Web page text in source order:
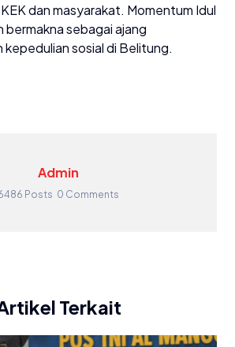
dan masyarakat. Momentum Idul
bermakna sebagai ajang
kepedulian sosial di Belitung.
Admin
Posts 0 Comments
Terkait